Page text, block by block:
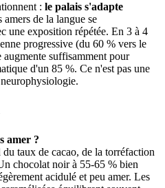
: le palais s'adapte
amers de la langue se
une exposition répétée. En 3 à 4
progressive (du 60 % vers le
suffisamment pour
d'un 85 %. Ce n'est pas une
amer ?
taux de cacao, de la torréfaction
chocolat noir à 55-65 % bien
acidulé et peu amer. Les